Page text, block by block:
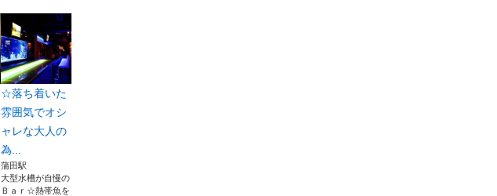
☆落ち着いた
雰囲気でオシ
ャレな大人の
為...
蒲田駅
大型水槽が自慢の
Ｂａｒ☆熱帯魚を